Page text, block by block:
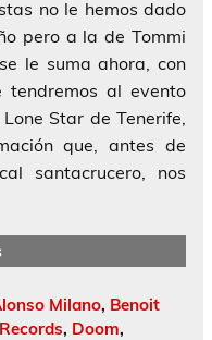
no le hemos dado
pero a la de Tommi
le suma ahora, con
tendremos al evento
Star de Tenerife,
que, antes de
santacrucero, nos
Milano, Benoit
, Doom,